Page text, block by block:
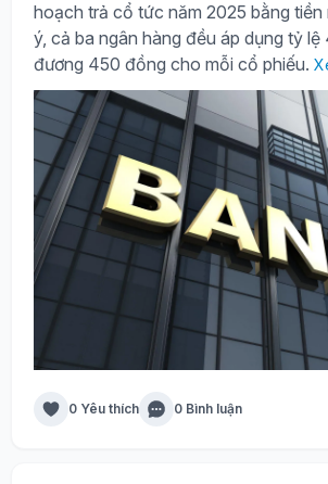
hoạch trả cổ tức năm 2025 bằng
ý, cả ba ngân hàng đều áp dụng tỷ lệ
đương 450 đồng cho mỗi cổ phiếu.
0 Yêu thích 0 Bình luận